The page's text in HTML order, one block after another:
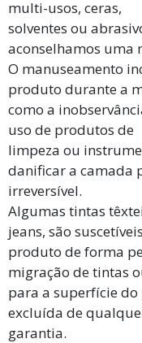
multi-usos, ceras,
solventes ou
aconselhamos uma
O manuseamento
produto durante a
como a
uso de produtos de
limpeza ou
danificar a camada
irreversível.
Algumas tintas
jeans, são
produto de forma
migração de tintas
para a superfície
excluída de
garantia.